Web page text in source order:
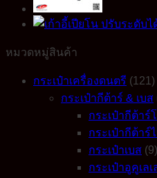
หมวดหมู่สินค้า
กระเป๋าเครื่องดนตรี (121)
กระเป๋ากีต้าร์ & เบส
กระเป๋ากีต้าร์
กระเป๋ากีต้าร์
กระเป๋าเบส (9)
กระเป๋าอูคูเลเ